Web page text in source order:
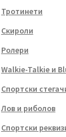
Тротинети
Скироли
Ролери
Walkie-Talkie и
Спортски
Лов и риболов
Спортски